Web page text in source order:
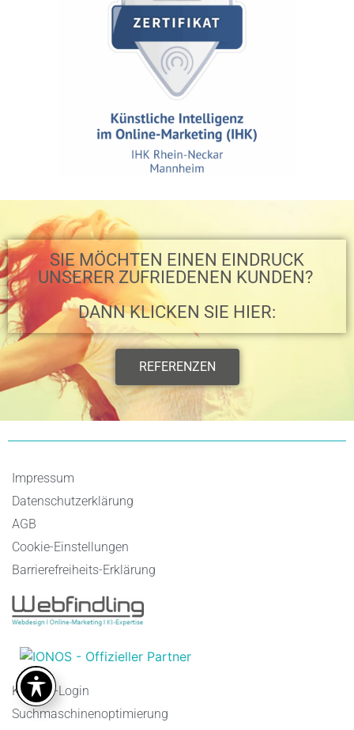
SIE MÖCHTEN EINEN EINDRUCK
UNSERER ZUFRIEDENEN KUNDEN? ​
DANN KLICKEN SIE HIER:
REFERENZEN
Impressum
Datenschutzerklärung
AGB
Cookie-Einstellungen
Barrierefreiheits-Erklärung
Kunden-Login
Suchmaschinenoptimierung